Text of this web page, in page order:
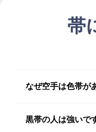
帯
なぜ空手は色帯が
黒帯の人は強いで